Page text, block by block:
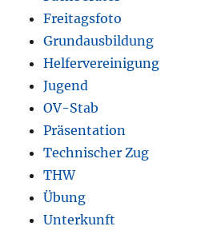
Freitagsfoto
Grundausbildung
Helfervereinigung
Jugend
OV-Stab
Präsentation
Technischer Zug
THW
Übung
Unterkunft